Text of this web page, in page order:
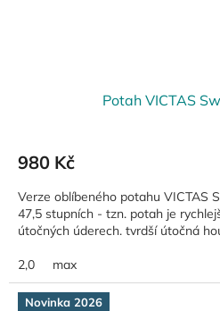
Potah VICTAS
980 Kč
Verze oblíbeného potahu VICTAS
47,5 stupních - tzn. potah je
útočných úderech. tvrdší útočná
2,0 max
Novinka 2026